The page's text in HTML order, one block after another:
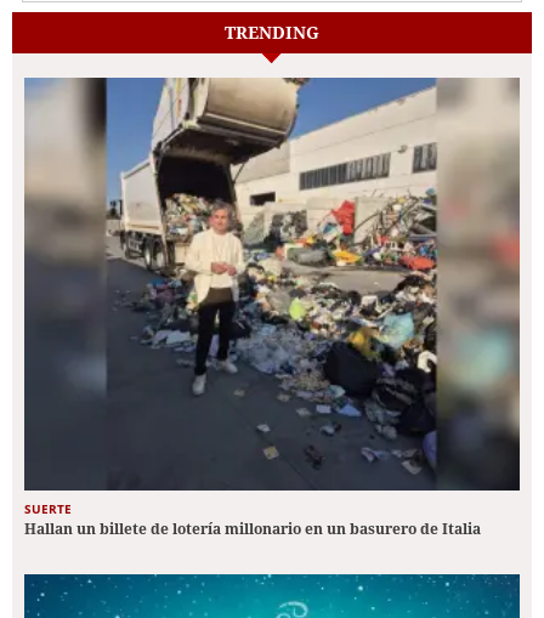
TRENDING
SUERTE
Hallan un billete de lotería millonario en un basurero de Italia